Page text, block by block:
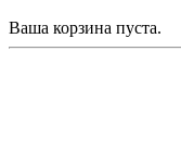
Ваша корзина пуста.